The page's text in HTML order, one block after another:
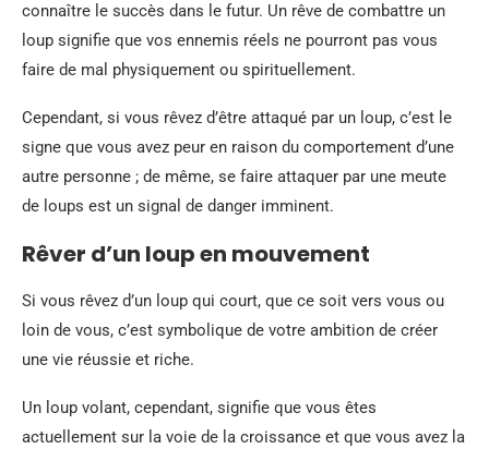
connaître le succès dans le futur. Un rêve de combattre un
loup signifie que vos ennemis réels ne pourront pas vous
faire de mal physiquement ou spirituellement.
Cependant, si vous rêvez d’être attaqué par un loup, c’est le
signe que vous avez peur en raison du comportement d’une
autre personne ; de même, se faire attaquer par une meute
de loups est un signal de danger imminent.
Rêver d’un loup en mouvement
Si vous rêvez d’un loup qui court, que ce soit vers vous ou
loin de vous, c’est symbolique de votre ambition de créer
une vie réussie et riche.
Un loup volant, cependant, signifie que vous êtes
actuellement sur la voie de la croissance et que vous avez la